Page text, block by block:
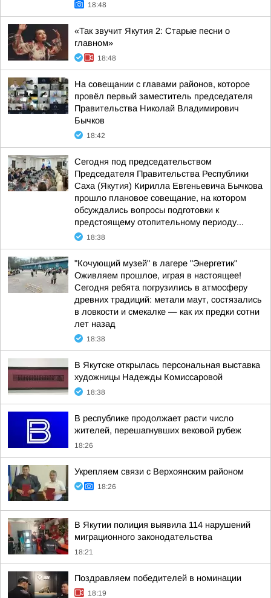
18:48
«Так звучит Якутия 2: Старые песни о
главном»
18:48
На совещании с главами районов, которое
провёл первый заместитель председателя
Правительства Николай Владимирович
Бычков
18:42
Сегодня под председательством
Председателя Правительства Республики
Саха (Якутия) Кирилла Евгеньевича Бычкова
прошло плановое совещание, на котором
обсуждались вопросы подготовки к
предстоящему отопительному периоду...
18:38
"Кочующий музей" в лагере "Энергетик"
Оживляем прошлое, играя в настоящее!
Сегодня ребята погрузились в атмосферу
древних традиций: метали маут, состязались
в ловкости и смекалке — как их предки сотни
лет назад
18:38
В Якутске открылась персональная выставка
художницы Надежды Комиссаровой
18:38
В республике продолжает расти число
жителей, перешагнувших вековой рубеж
18:26
Укрепляем связи с Верхоянским районом
18:26
В Якутии полиция выявила 114 нарушений
миграционного законодательства
18:21
Поздравляем победителей в номинации
18:19